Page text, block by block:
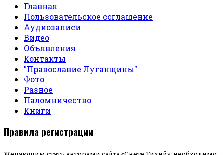
Главная
Пользовательское соглашение
Аудиозаписи
Видео
Объявления
Контакты
"Православие Луганщины"
Фото
Разное
Паломничество
Книги
Правила регистрации